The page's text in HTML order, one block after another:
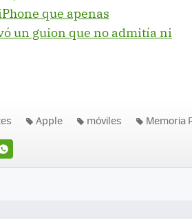
que apenas
un guion que no admitía ni
Apple móviles Memoria